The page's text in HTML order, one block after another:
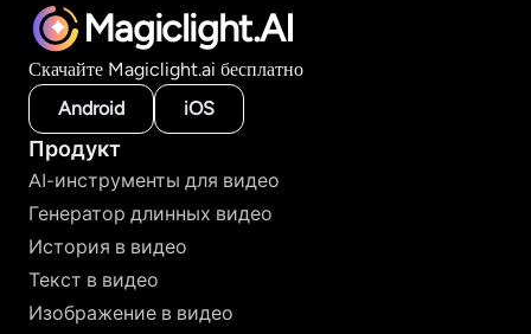
Magiclight.AI
Скачайте Magiclight.ai бесплатно
Android
iOS
Продукт
AI-инструменты для видео
Генератор длинных видео
История в видео
Текст в видео
Изображение в видео